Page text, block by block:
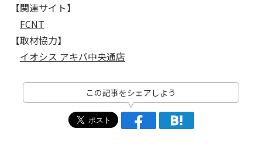
【関連サイト】
FCNT
【取材協力】
イオシス アキバ中央通店
この記事をシェアしよう